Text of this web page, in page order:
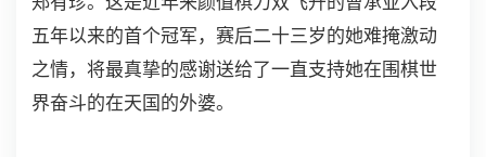
五年以来的首个冠军，赛后二十三岁的她难掩激动
之情，将最真挚的感谢送给了一直支持她在围棋世
界奋斗的在天国的外婆。